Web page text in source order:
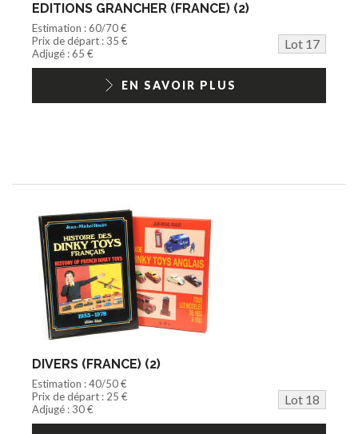
EDITIONS GRANCHER (FRANCE) (2)
Estimation : 60/70 €
Prix de départ : 35 €
Lot 17
Adjugé : 65 €
EN SAVOIR PLUS
DIVERS (FRANCE) (2)
Estimation : 40/50 €
Prix de départ : 25 €
Lot 18
Adjugé : 30 €